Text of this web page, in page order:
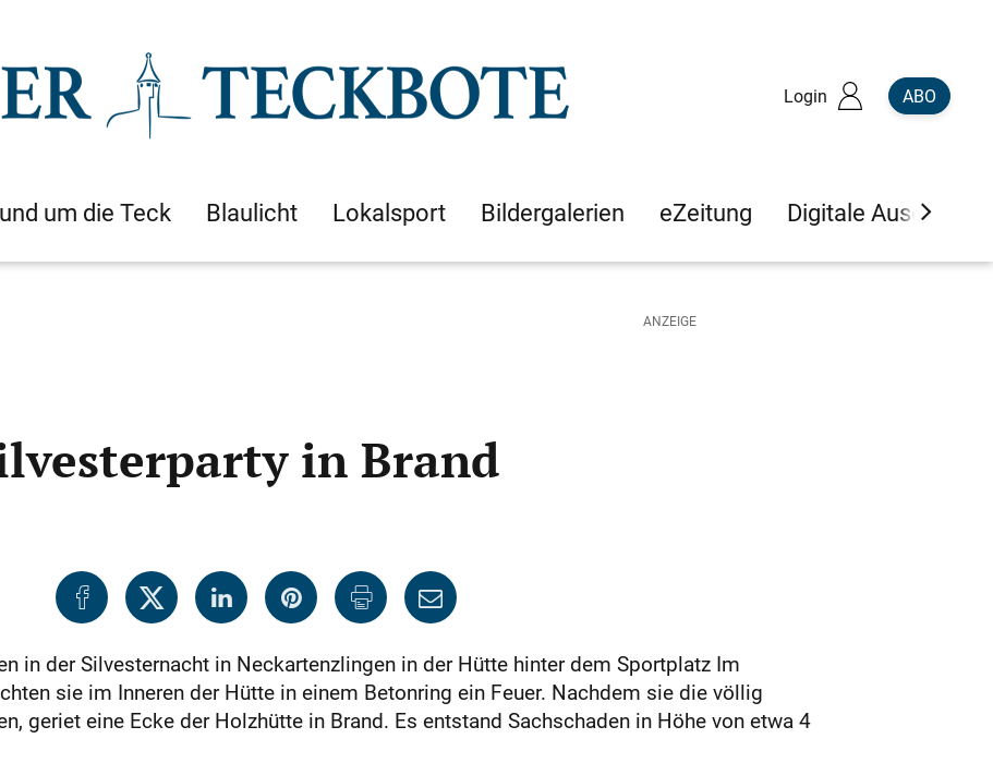
Login ABO
um die Teck Blaulicht Lokalsport Bildergalerien eZeitung Digitale Ausgaben
in Brand
in der Silvesternacht in Neckartenzlingen in der Hütte hinter dem Sportplatz Im
sie im Inneren der Hütte in einem Betonring ein Feuer. Nachdem sie die völlig
geriet eine Ecke der Holzhütte in Brand. Es entstand Sachschaden in Höhe von etwa 4